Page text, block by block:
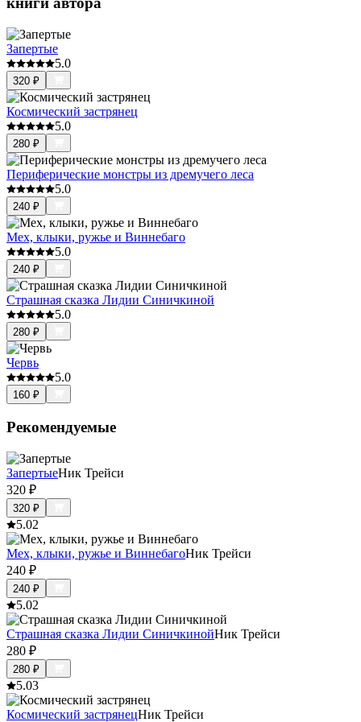
Запертые
5.0
320 ₽
Космический застрянец
5.0
280 ₽
Периферические монстры из дремучего леса
5.0
240 ₽
Мех, клыки, ружье и Виннебаго
5.0
240 ₽
Страшная сказка Лидии Синичкиной
5.0
280 ₽
Червь
5.0
160 ₽
Рекомендуемые
ЗапертыеНик Трейси
320 ₽
320 ₽
5.02
Мех, клыки, ружье и ВиннебагоНик Трейси
240 ₽
240 ₽
5.02
Страшная сказка Лидии СиничкинойНик Трейси
280 ₽
280 ₽
5.03
Космический застрянецНик Трейси